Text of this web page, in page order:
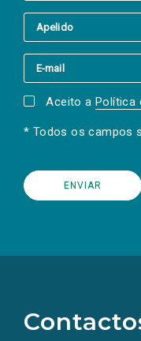
Aceito a Política
* Todos os campos
redes
sociais